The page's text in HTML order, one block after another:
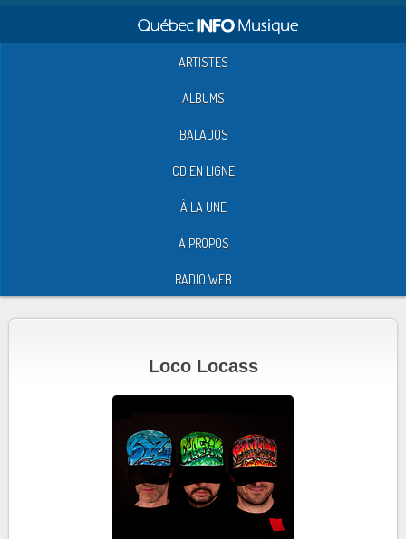
ARTISTES
ALBUMS
BALADOS
CD EN LIGNE
À LA UNE
À PROPOS
RADIO WEB
Loco Locass